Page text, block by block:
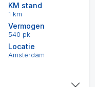
KM stand
1 km
Vermogen
540 pk
Locatie
Amsterdam